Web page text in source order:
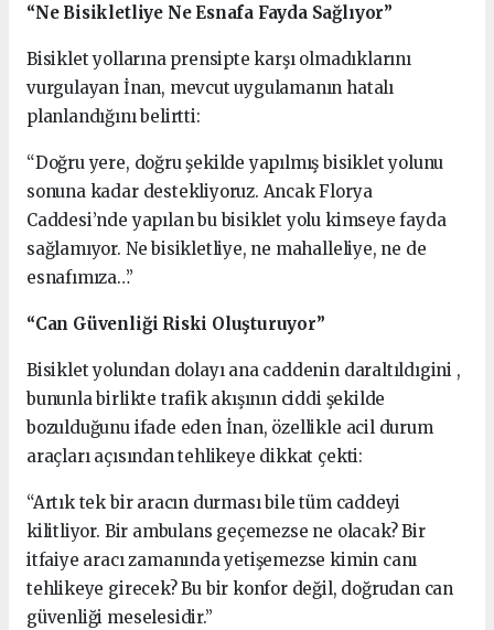
“Ne Bisikletliye Ne Esnafa Fayda Sağlıyor”
Bisiklet yollarına prensipte karşı olmadıklarını
vurgulayan İnan, mevcut uygulamanın hatalı
planlandığını belirtti:
“Doğru yere, doğru şekilde yapılmış bisiklet yolunu
sonuna kadar destekliyoruz. Ancak Florya
Caddesi’nde yapılan bu bisiklet yolu kimseye fayda
sağlamıyor. Ne bisikletliye, ne mahalleliye, ne de
esnafımıza…”
“Can Güvenliği Riski Oluşturuyor”
Bisiklet yolundan dolayı ana caddenin daraltıldıgini ,
bununla birlikte trafik akışının ciddi şekilde
bozulduğunu ifade eden İnan, özellikle acil durum
araçları açısından tehlikeye dikkat çekti:
“Artık tek bir aracın durması bile tüm caddeyi
kilitliyor. Bir ambulans geçemezse ne olacak? Bir
itfaiye aracı zamanında yetişemezse kimin canı
tehlikeye girecek? Bu bir konfor değil, doğrudan can
güvenliği meselesidir.”